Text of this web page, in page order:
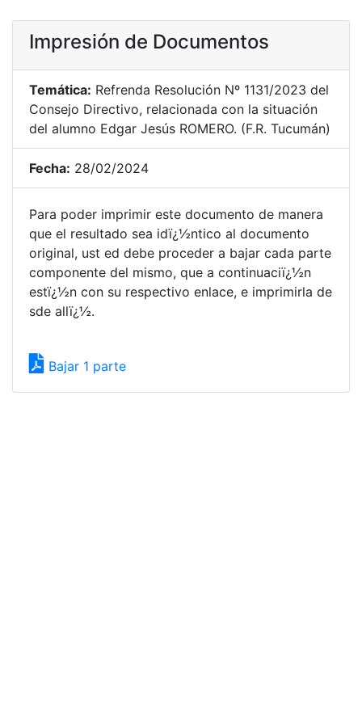
Impresión de Documentos
Temática: Refrenda Resolución Nº 1131/2023 del
Consejo Directivo, relacionada con la situación
del alumno Edgar Jesús ROMERO. (F.R. Tucumán)
Fecha: 28/02/2024
Para poder imprimir este documento de manera
que el resultado sea idï¿½ntico al documento
original, ust ed debe proceder a bajar cada parte
componente del mismo, que a continuaciï¿½n
estï¿½n con su respectivo enlace, e imprimirla de
sde allï¿½.
Bajar 1 parte